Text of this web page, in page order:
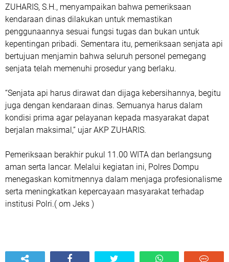
ZUHARIS, S.H., menyampaikan bahwa pemeriksaan
kendaraan dinas dilakukan untuk memastikan
penggunaannya sesuai fungsi tugas dan bukan untuk
kepentingan pribadi. Sementara itu, pemeriksaan senjata api
bertujuan menjamin bahwa seluruh personel pemegang
senjata telah memenuhi prosedur yang berlaku.
“Senjata api harus dirawat dan dijaga kebersihannya, begitu
juga dengan kendaraan dinas. Semuanya harus dalam
kondisi prima agar pelayanan kepada masyarakat dapat
berjalan maksimal,” ujar AKP ZUHARIS.
Pemeriksaan berakhir pukul 11.00 WITA dan berlangsung
aman serta lancar. Melalui kegiatan ini, Polres Dompu
menegaskan komitmennya dalam menjaga profesionalisme
serta meningkatkan kepercayaan masyarakat terhadap
institusi Polri.( om Jeks )